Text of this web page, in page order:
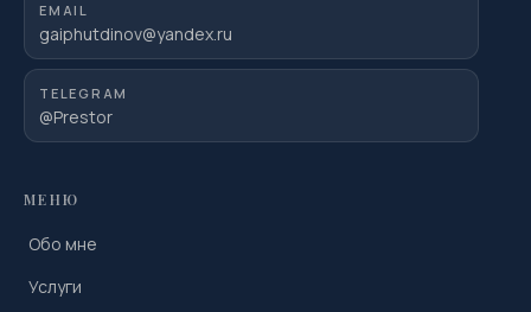
EMAIL
gaiphutdinov@yandex.ru
TELEGRAM
@Prestor
МЕНЮ
Обо мне
Услуги